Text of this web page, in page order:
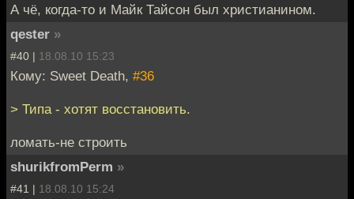
А чё, когда-то и Майк Тайсон был христианином.
qester »
#40 | 18.08.10 15:23
Кому: Sweet Death, #36
> Типа - хотят восстановить.
ломать-не строить
shurikfromPerm »
#41 | 18.08.10 15:24